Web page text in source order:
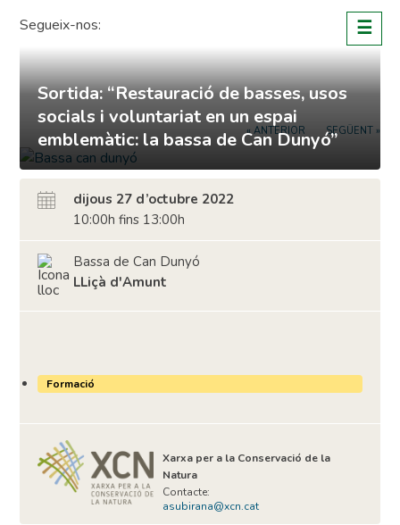
content
Segueix-nos: ☰
« ANTERIOR SEGÜENT »
Sortida: “Restauració de basses, usos
socials i voluntariat en un espai
emblemàtic: la bassa de Can Dunyó”
dijous 27 d’octubre 2022
10:00h fins 13:00h
Bassa de Can Dunyó
LLiçà d'Amunt
Formació
Xarxa per a la Conservació de la
Natura
Contacte:
asubirana@xcn.cat